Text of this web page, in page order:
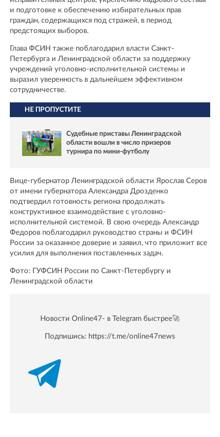
и подготовке к обеспечению избирательных прав
граждан, содержащихся под стражей, в период
предстоящих выборов.
Глава ФСИН также поблагодарил власти Санкт-
Петербурга и Ленинградской области за поддержку
учреждений уголовно-исполнительной системы и
выразил уверенность в дальнейшем эффективном
сотрудничестве.
НЕ ПРОПУСТИТЕ
Судебные приставы Ленинградской
области вошли в число призеров
турнира по мини-футболу
Вице-губернатор Ленинградской области Ярослав Серов
от имени губернатора Александра Дрозденко
подтвердил готовность региона продолжать
конструктивное взаимодействие с уголовно-
исполнительной системой. В свою очередь Александр
Федоров поблагодарил руководство страны и ФСИН
России за оказанное доверие и заявил, что приложит все
усилия для выполнения поставленных задач.
Фото: ГУФСИН России по Санкт-Петербургу и
Ленинградской области
Новости Online47- в Telegram быстрее🚀
Подпишись: https://t.me/online47news